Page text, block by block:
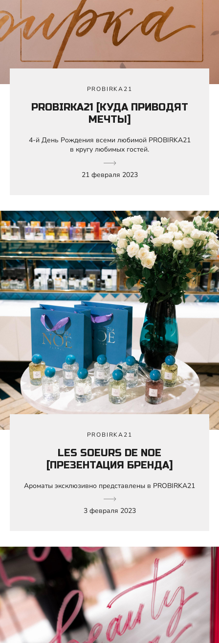
PROBIRKA21
PROBIRKA21 [КУДА ПРИВОДЯТ
МЕЧТЫ]
4-й День Рождения всеми любимой PROBIRKA21
в кругу любимых гостей.
21 февраля 2023
PROBIRKA21
LES SOEURS DE NOE
[ПРЕЗЕНТАЦИЯ БРЕНДА]
Ароматы эксклюзивно представлены в PROBIRKA21
3 февраля 2023